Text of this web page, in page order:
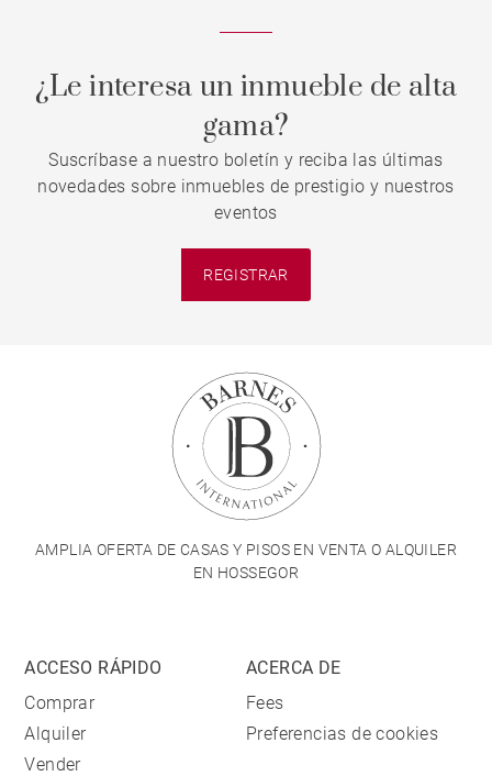
¿Le interesa un inmueble de alta
gama?
Suscríbase a nuestro boletín y reciba las últimas
novedades sobre inmuebles de prestigio y nuestros
eventos
REGISTRAR
AMPLIA OFERTA DE CASAS Y PISOS EN VENTA O ALQUILER
EN HOSSEGOR
ACCESO RÁPIDO
Comprar
Alquiler
Vender
ACERCA DE
Fees
Preferencias de cookies